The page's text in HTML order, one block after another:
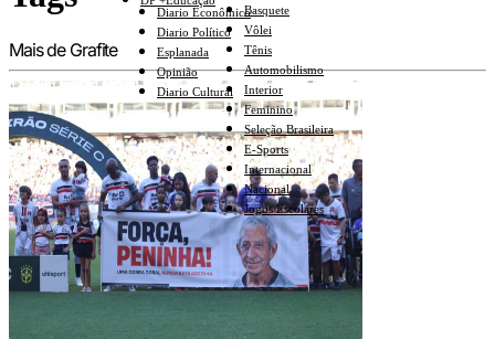
Basquete
Vôlei
Tênis
Automobilismo
Interior
Feminino
Seleção Brasileira
E-Sports
Internacional
Nacional
Jogos Escolares
Diario Econômico
Diario Político
Esplanada
Opinião
Diario Cultural
Mais de Grafite